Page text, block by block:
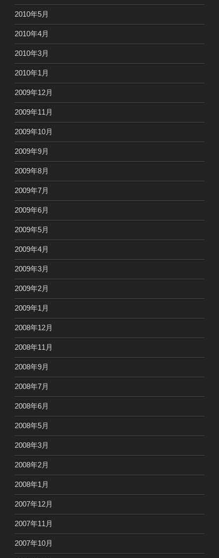
2010年5月
2010年4月
2010年3月
2010年1月
2009年12月
2009年11月
2009年10月
2009年9月
2009年8月
2009年7月
2009年6月
2009年5月
2009年4月
2009年3月
2009年2月
2009年1月
2008年12月
2008年11月
2008年9月
2008年7月
2008年6月
2008年5月
2008年3月
2008年2月
2008年1月
2007年12月
2007年11月
2007年10月